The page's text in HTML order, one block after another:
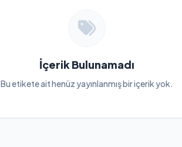
İçerik Bulunamadı
Bu etikete ait henüz yayınlanmış bir içerik yok.